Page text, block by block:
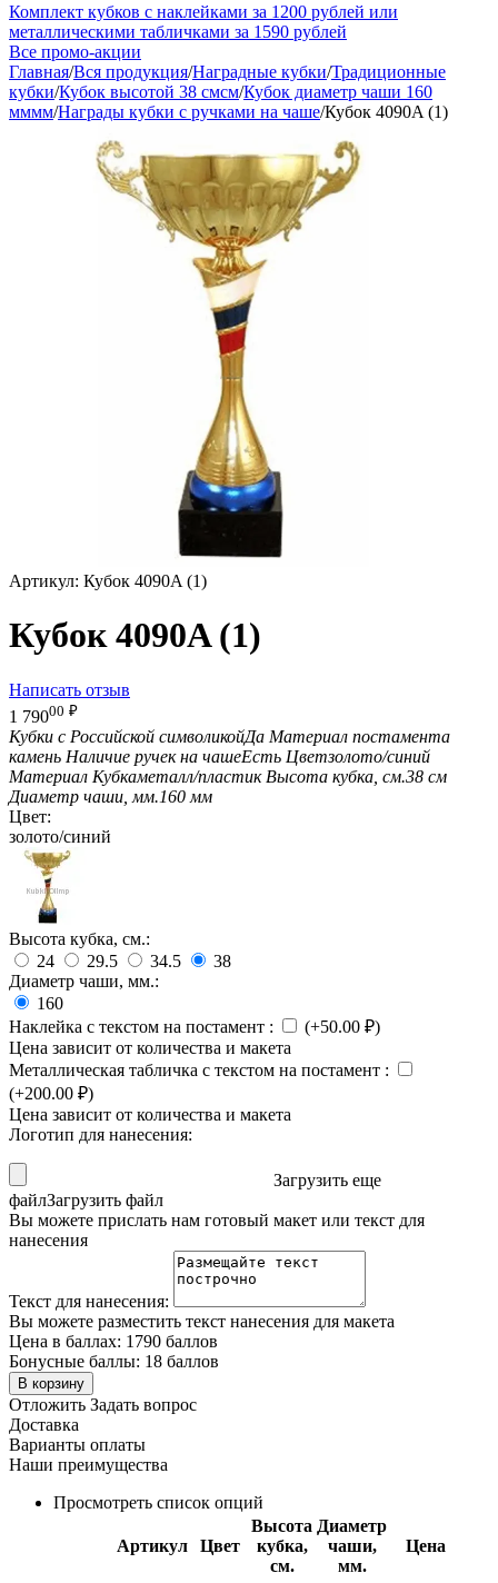
Комплект кубков с наклейками за 1200 рублей или
металлическими табличками за 1590 рублей
Все промо-акции
Главная/Вся продукция/Наградные кубки/Традиционные
кубки/Кубок высотой 38 смсм/Кубок диаметр чаши 160
мммм/Награды кубки с ручками на чаше/Кубок 4090A (1)
Артикул: Кубок 4090A (1)
Кубок 4090A (1)
Написать отзыв
1 79000 ₽
Кубки с Российской символикойДа Материал постамента
камень Наличие ручек на чашеЕсть Цветзолото/синий
Материал Кубкаметалл/пластик Высота кубка, см.38 см
Диаметр чаши, мм.160 мм
Цвет:
золото/синий
Высота кубка, см.:
24
29.5 34.5
38
Диаметр чаши, мм.:
160
Наклейка с текстом на постамент : (+50.00 ₽)
Цена зависит от количества и макета
Металлическая табличка с текстом на постамент :
(+200.00 ₽)
Цена зависит от количества и макета
Логотип для нанесения:
Загрузить еще
файлЗагрузить файл
Вы можете прислать нам готовый макет или текст для
нанесения
Текст для нанесения:
Вы можете разместить текст нанесения для макета
Цена в баллах: 1790 баллов
Бонусные баллы: 18 баллов
В корзину
Отложить Задать вопрос
Доставка
Варианты оплаты
Наши преимущества
Просмотреть список опций
Артикул Цвет
Высота
кубка,
см.
Диаметр
чаши,
мм.
Цена